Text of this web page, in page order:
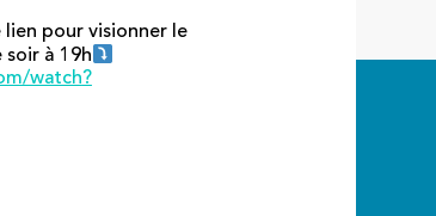
lien pour visionner le
soir à 19h
watch?